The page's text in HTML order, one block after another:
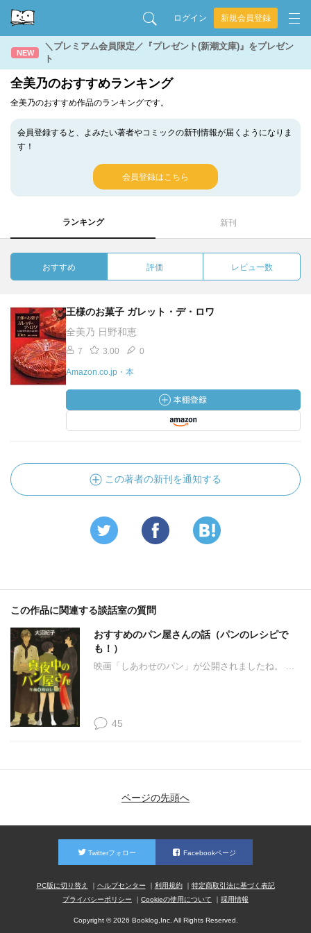
ログイン 新規会員登録
NEW
＼プレミアム会員限定／『プレゼント(新潮文庫)』をプレゼン
ト
全美乃のおすすめランキング
全美乃のおすすめ作品のランキングです。
会員登録すると、よみたい著者やコミックの新刊情報が届くようになりま
す！
会員登録はこちら
ランキング 新刊
おすすめ 評価 レビュー数
王様のお菓子 ガレット・デ・ロワ
全美乃 日野和恵
7 3.00 0
Amazon.co.jp・本
この著者の新刊を通知する
この作品に関連する談話室の質問
おすすめのパン屋さんの話（パンのレシピで
も！）
映画「しあわせのパン」が公開されましたね。 ...
45
ページの先頭へ
Twitterフォロー Facebookページ
PC版に切り替え ヘルプセンター 利用規約
特定商取引法に基づく表記
プライバシーポリシー
Cookieの使用について 採用情報
Copyright © 2026 Booklog,Inc. All Rights Reserved.